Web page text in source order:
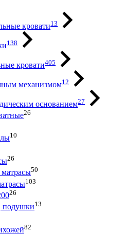
кровати13
138
кровати405
механизмом12
основанием27
26
10
26
50
103
26
подушки13
82